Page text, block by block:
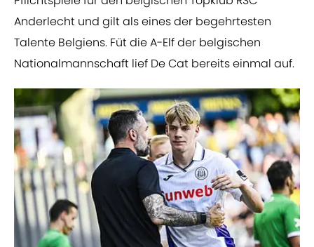
Anderlecht und gilt als eines der begehrtesten
Talente Belgiens. Füt die A-Elf der belgischen
Nationalmannschaft lief De Cat bereits einmal auf.